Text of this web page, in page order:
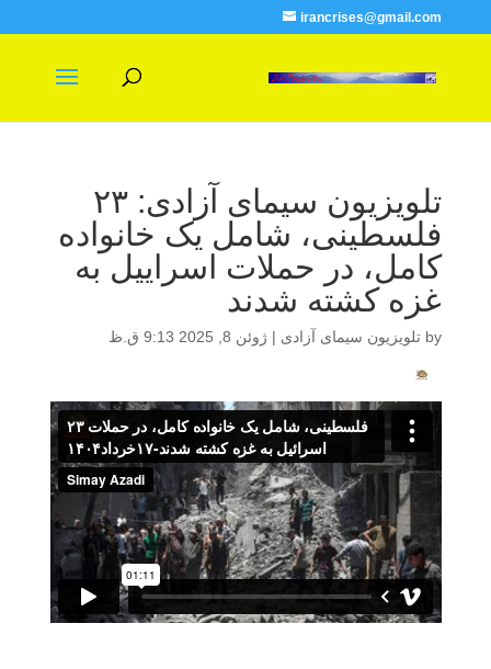
irancrises@gmail.com
تلویزیون سیمای آزادی: ۲۳
فلسطینی، شامل یک خانواده
کامل، در حملات اسراییل به
غزه کشته شدند
by تلویزیون سیمای آزادی | ژوئن 8, 2025 9:13 ق.ظ